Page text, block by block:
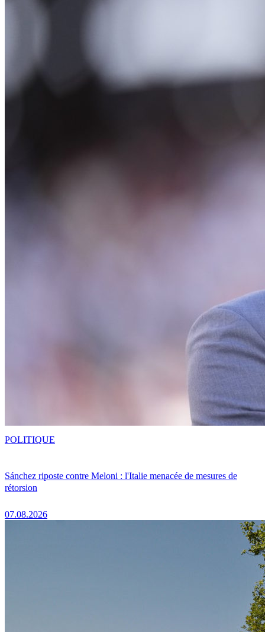
Sánchez riposte contre Meloni : l'Italie menacée de mesures de
rétorsion
07.08.2026
POLITIQUE